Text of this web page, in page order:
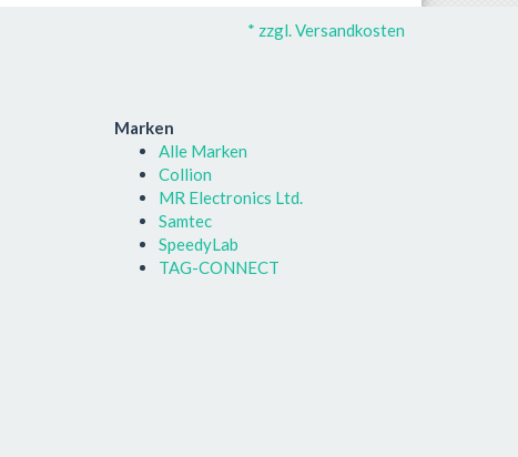
* zzgl. Versandkosten
Marken
Alle Marken
Collion
MR Electronics Ltd.
Samtec
SpeedyLab
TAG-CONNECT